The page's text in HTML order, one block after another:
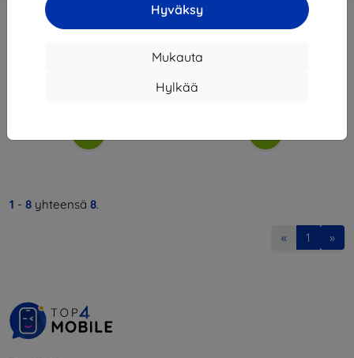
Hyväksy
Mukauta
Hylkää
Odzu Glass Screen Protector -
Xiaomi Redmi 5A Black
Viimeinen kappale varastossa
Odzu Glass Screen Protector -
Xiaomi Redmi Note 5A Black
Viimeinen kappale varastossa
1 - 8 yhteensä 8.
« 1 »